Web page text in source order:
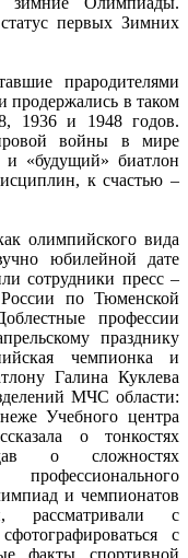
первых Зимних
прародителями
продержались в таком
1936 и 1948 годов.
войны в мире
и «будущий» биатлон
к счастью –
олимпийского вида
юбилейной дате
сотрудники пресс –
по Тюменской
профессии
празднику
чемпионка и
Галина Куклева
МЧС области:
Учебного центра
о тонкостях
о сложностях
и чемпионатов
рассматривали с
с
факты спортивной